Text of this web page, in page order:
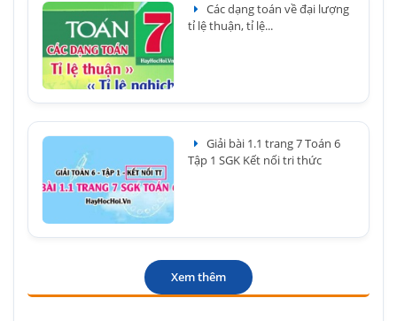
Các dạng toán về đại lượng
tỉ lệ thuận, tỉ lệ...
Giải bài 1.1 trang 7 Toán 6
Tập 1 SGK Kết nối tri thức
Xem thêm